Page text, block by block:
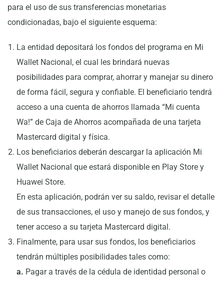
para el uso de sus transferencias monetarias
condicionadas, bajo el siguiente esquema:
La entidad depositará los fondos del programa en Mi
Wallet Nacional, el cual les brindará nuevas
posibilidades para comprar, ahorrar y manejar su dinero
de forma fácil, segura y confiable. El beneficiario tendrá
acceso a una cuenta de ahorros llamada “Mi cuenta
Wa!” de Caja de Ahorros acompañada de una tarjeta
Mastercard digital y física.
Los beneficiarios deberán descargar la aplicación Mi
Wallet Nacional que estará disponible en Play Store y
Huawei Store.
En esta aplicación, podrán ver su saldo, revisar el detalle
de sus transacciones, el uso y manejo de sus fondos, y
tener acceso a su tarjeta Mastercard digital.
Finalmente, para usar sus fondos, los beneficiarios
tendrán múltiples posibilidades tales como:
a. Pagar a través de la cédula de identidad personal o